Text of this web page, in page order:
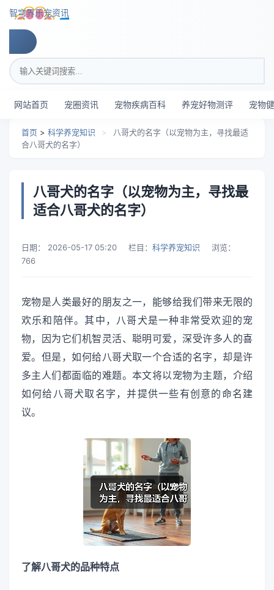
跳转到主要内容
智穹界乐宠资讯
搜索关键词
网站首页 宠圈资讯 宠物疾病百科 养宠好物测评 宠物
首页 > 科学养宠知识 >
八哥犬的名字（以宠物为主，寻找最适
合八哥犬的名字）
八哥犬的名字（以宠物为主，寻找最
适合八哥犬的名字）
日期： 2026-05-17 05:20 栏目： 科学养宠知识
浏览：
766
宠物是人类最好的朋友之一，能够给我们带来无限的
欢乐和陪伴。其中，八哥犬是一种非常受欢迎的宠
物，因为它们机智灵活、聪明可爱，深受许多人的喜
爱。但是，如何给八哥犬取一个合适的名字，却是许
多主人们都面临的难题。本文将以宠物为主题，介绍
如何给八哥犬取名字，并提供一些有创意的命名建
议。
了解八哥犬的品种特点